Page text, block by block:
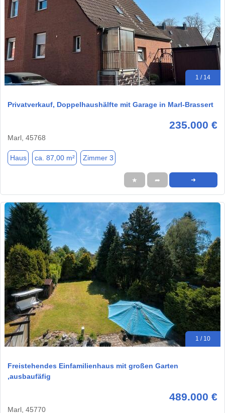
1 / 14
Privatverkauf, Doppelhaushälfte mit Garage in Marl-Brassert
235.000 €
Marl, 45768
Haus ca. 87,00 m² Zimmer 3
★ ➦ ➜
1 / 10
Freistehendes Einfamilienhaus mit großen Garten
,ausbaufäfig
489.000 €
Marl, 45770